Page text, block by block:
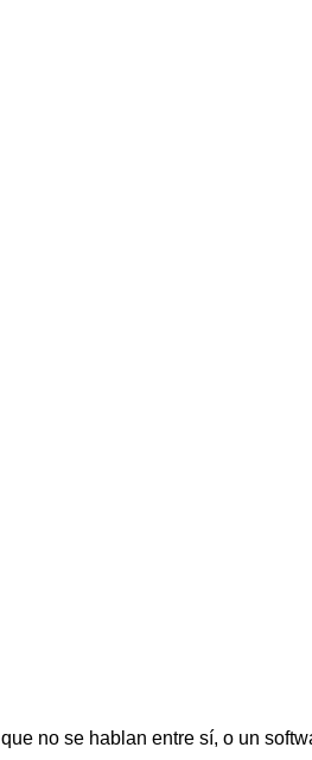
no se hablan entre sí, o un